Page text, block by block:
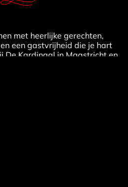
met heerlijke gerechten,
een gastvrijheid die je hart
De Kardinaal in Maastricht en